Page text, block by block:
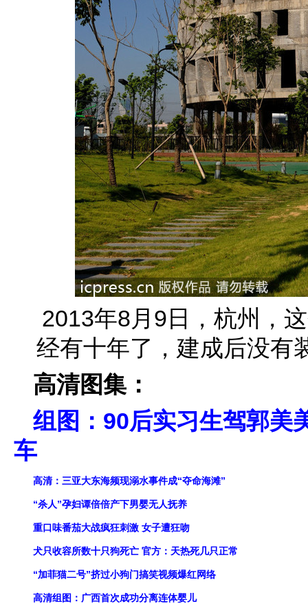
2013年8月9日，杭州，
经有十年了，建成后没有
高清图集：
组图：90后实习生驾郭美
车
高清：三亚大东海频现溺水事件成“夺命海滩”
“杀人”孕妇谭倍倍产下男婴无人抚养
重口味番茄大战疯狂刺激 女子遭狂吻
犬只收容所数十只狗死亡 官方：天热死几只正常
“加菲猫二号”挤过小狗门搞笑视频爆红网络
高清组图：广西首次成功分离连体婴儿